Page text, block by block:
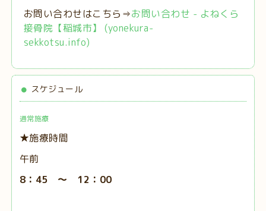
お問い合わせはこちら⇒お問い合わせ - よねくら
接骨院【稲城市】 (yonekura-
sekkotsu.info)
スケジュール
通常施療
★施療時間
午前
8：45 ～ 12：00